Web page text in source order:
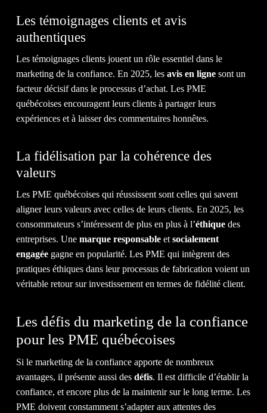
QUE VOUS MÉRITEZ.
DISCUTEZ AVEC NOUS
1-514-360-6383
Les témoignages clients et avis
authentiques
Les témoignages clients jouent un rôle essentiel dans le
marketing de la confiance. En 2025, les avis en ligne sont un
facteur décisif dans le processus d’achat. Les PME
québécoises encouragent leurs clients à partager leurs
expériences et à laisser des commentaires honnêtes.
La fidélisation par la cohérence des
valeurs
Les PME québécoises qui réussissent sont celles qui savent
aligner leurs valeurs avec celles de leurs clients. En 2025, les
consommateurs s’intéressent de plus en plus à l’éthique des
entreprises. Une marque responsable et socialement
engagée gagne en popularité. Les PME qui intègrent des
pratiques éthiques dans leur processus de fabrication voient un
véritable retour sur investissement en termes de fidélité client.
Les défis du marketing de la confiance
pour les PME québécoises
Si le marketing de la confiance apporte de nombreux
avantages, il présente aussi des défis. Il est difficile d’établir la
confiance, et encore plus de la maintenir sur le long terme. Les
PME doivent constamment s’adapter aux attentes des